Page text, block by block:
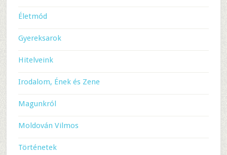
Életmód
Gyereksarok
Hitelveink
Irodalom, Ének és Zene
Magunkról
Moldován Vilmos
Történetek